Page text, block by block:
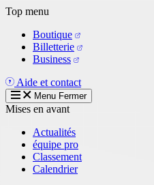
Aller
contenu
principal
Top menu
Boutique
Billetterie
Business
Aide et contact
Menu Fermer
Mises en avant
Actualités
équipe pro
Classement
Calendrier